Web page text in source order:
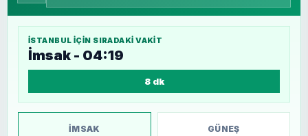
İSTANBUL IÇIN SIRADAKI VAKIT
İmsak - 04:19
8 dk
İMSAK GÜNEŞ